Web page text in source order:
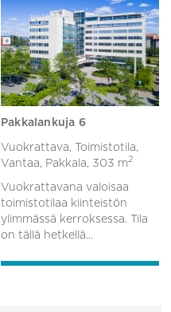
Pakkalankuja 6
Vuokrattava, Toimistotila,
Vantaa, Pakkala, 303 m2
Vuokrattavana valoisaa
toimistotilaa kiinteistön
ylimmässä kerroksessa. Tila
on tällä hetkellä...